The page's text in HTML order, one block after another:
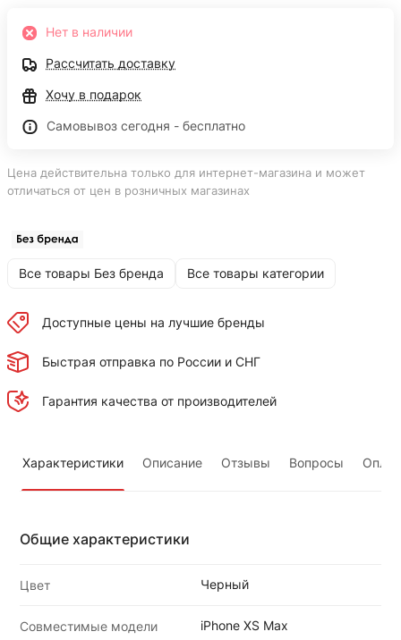
Нет в наличии
Рассчитать доставку
Хочу в подарок
Самовывоз сегодня - бесплатно
Цена действительна только для интернет-магазина и может
отличаться от цен в розничных магазинах
Все товары Без бренда Все товары категории
Доступные цены на лучшие бренды
Быстрая отправка по России и СНГ
Гарантия качества от производителей
Характеристики Описание Отзывы Вопросы
Общие характеристики
Цвет Черный
Совместимые модели iPhone XS Max